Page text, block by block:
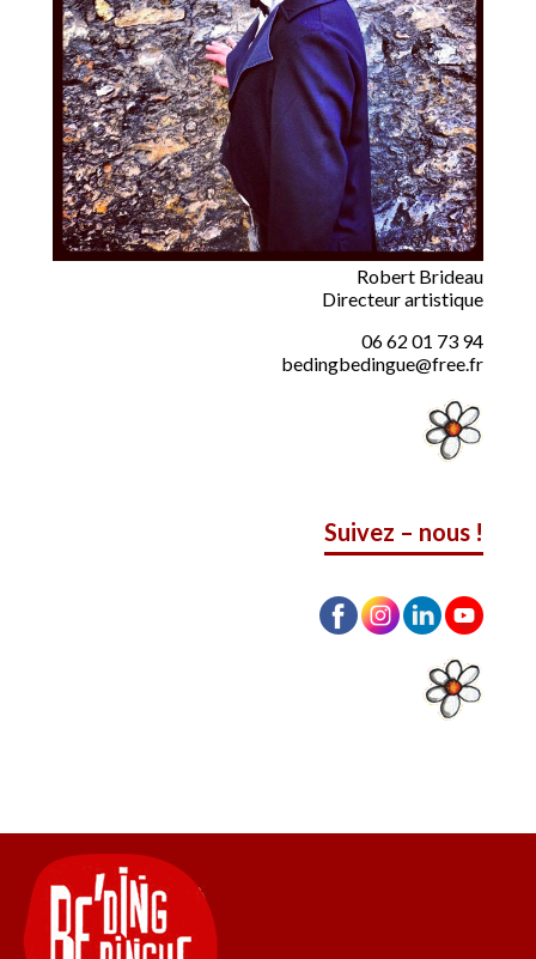
Robert Brideau
Directeur artistique
06 62 01 73 94
bedingbedingue@free.fr
Suivez – nous !